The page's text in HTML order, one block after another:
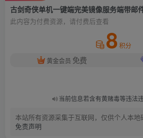
古剑奇侠单机一键端完美镜像服务端带邮
此内容为付费资源，请付费后查看
8 积分
黄金会员 免费
当前信息若含有黄赌毒等违法
本站所有资源采集于互联网，仅供个人本地
免责声明